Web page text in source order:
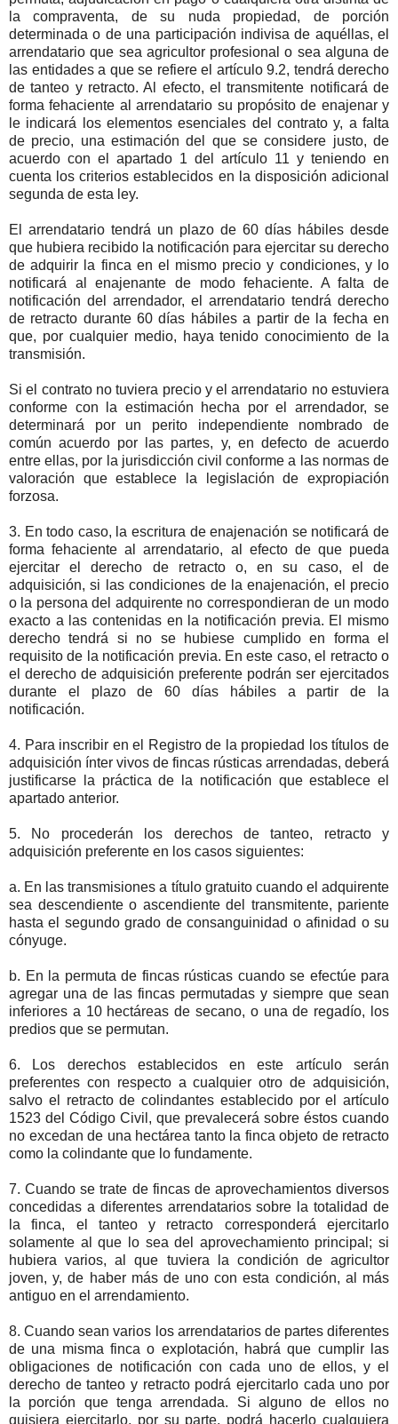
la compraventa, de su nuda propiedad, de porción
determinada o de una participación indivisa de aquéllas, el
arrendatario que sea agricultor profesional o sea alguna de
las entidades a que se refiere el artículo 9.2, tendrá derecho
de tanteo y retracto. Al efecto, el transmitente notificará de
forma fehaciente al arrendatario su propósito de enajenar y
le indicará los elementos esenciales del contrato y, a falta
de precio, una estimación del que se considere justo, de
acuerdo con el apartado 1 del artículo 11 y teniendo en
cuenta los criterios establecidos en la disposición adicional
segunda de esta ley.
El arrendatario tendrá un plazo de 60 días hábiles desde
que hubiera recibido la notificación para ejercitar su derecho
de adquirir la finca en el mismo precio y condiciones, y lo
notificará al enajenante de modo fehaciente. A falta de
notificación del arrendador, el arrendatario tendrá derecho
de retracto durante 60 días hábiles a partir de la fecha en
que, por cualquier medio, haya tenido conocimiento de la
transmisión.
Si el contrato no tuviera precio y el arrendatario no estuviera
conforme con la estimación hecha por el arrendador, se
determinará por un perito independiente nombrado de
común acuerdo por las partes, y, en defecto de acuerdo
entre ellas, por la jurisdicción civil conforme a las normas de
valoración que establece la legislación de expropiación
forzosa.
3. En todo caso, la escritura de enajenación se notificará de
forma fehaciente al arrendatario, al efecto de que pueda
ejercitar el derecho de retracto o, en su caso, el de
adquisición, si las condiciones de la enajenación, el precio
o la persona del adquirente no correspondieran de un modo
exacto a las contenidas en la notificación previa. El mismo
derecho tendrá si no se hubiese cumplido en forma el
requisito de la notificación previa. En este caso, el retracto o
el derecho de adquisición preferente podrán ser ejercitados
durante el plazo de 60 días hábiles a partir de la
notificación.
4. Para inscribir en el Registro de la propiedad los títulos de
adquisición ínter vivos de fincas rústicas arrendadas, deberá
justificarse la práctica de la notificación que establece el
apartado anterior.
5. No procederán los derechos de tanteo, retracto y
adquisición preferente en los casos siguientes:
a. En las transmisiones a título gratuito cuando el adquirente
sea descendiente o ascendiente del transmitente, pariente
hasta el segundo grado de consanguinidad o afinidad o su
cónyuge.
b. En la permuta de fincas rústicas cuando se efectúe para
agregar una de las fincas permutadas y siempre que sean
inferiores a 10 hectáreas de secano, o una de regadío, los
predios que se permutan.
6. Los derechos establecidos en este artículo serán
preferentes con respecto a cualquier otro de adquisición,
salvo el retracto de colindantes establecido por el artículo
1523 del Código Civil, que prevalecerá sobre éstos cuando
no excedan de una hectárea tanto la finca objeto de retracto
como la colindante que lo fundamente.
7. Cuando se trate de fincas de aprovechamientos diversos
concedidas a diferentes arrendatarios sobre la totalidad de
la finca, el tanteo y retracto corresponderá ejercitarlo
solamente al que lo sea del aprovechamiento principal; si
hubiera varios, al que tuviera la condición de agricultor
joven, y, de haber más de uno con esta condición, al más
antiguo en el arrendamiento.
8. Cuando sean varios los arrendatarios de partes diferentes
de una misma finca o explotación, habrá que cumplir las
obligaciones de notificación con cada uno de ellos, y el
derecho de tanteo y retracto podrá ejercitarlo cada uno por
la porción que tenga arrendada. Si alguno de ellos no
quisiera ejercitarlo, por su parte, podrá hacerlo cualquiera